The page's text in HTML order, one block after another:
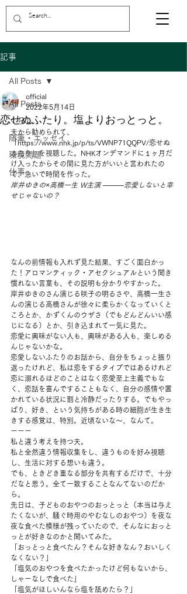
記事
All Posts
くらし
随筆・エッセイ
環境問題
仕事
All Posts
恋せぬふたり。塩よりおっとっと。
official
2022年5月14日
夫から勧められて、
「https://www.nhk.jp/p/ts/VWNP71QQPV/恋せぬ
ふたり」を視聴した。NHKオンデマンドに１ヶ月だ
け入ったからその間に見た方がいいと言われたの
で、急いで時間を作った。
岸井ゆきの×高橋一生 W主演 ―――恋愛しないと幸
せじゃないの？
なんの前情報も入れず見た結果、すごく面白かっ
た！アロマンティック・アセクシュアルという聞き
慣れない言葉も、その説明も分かりやすかった。
岸井ゆきのさん演じる咲子の明るさや、高橋一生さ
んの演じる高橋さんが徐々に柔らかくなっていくと
ころとか、かずくんのウザさ（でもどんどんいい感
じになる）とか、引き込まれて一気に見た。
恋愛に興味がない人も、興味がある人も、楽しめる
んじゃないかな。
恋愛しないふたりのお話から、自分をちょっと振り
返ったけれど、私は恋をするタイプではあるけれど
恋に溺れるほどのことはなく恋愛至上主義でもな
く、恋話を喜んですることもなく、自分の感情や置
かれている状況に割と冷静だったりする。でもやっ
ぱり、好き、という気持ちがある時の細胞が生き生
きする感覚は、特別。近頃ないな〜、なんて。
ーーー
私と違う考えを持つ夫。
私と全然違う情報収集をし、違うものを好み視聴
し、生活に対する想いも違う。
でも、ときどき重なる部分を共有するだけで、十分
だなと思う。全て一致することなんてないのだか
ら。
先日は、子どものおやつのおっとっと（本当は与え
たくないが、騒ぐ時用のやむなしのおやつ）を夜な
夜な食べた模様が残っていたので、そんなにおっと
っとが好きなのかと聞いてみた。
「おっとっと食べたん？そんな好きなん？おいしく
なくない？」
「塩気のおやつを食べたかったけど何もないから、
しゃーなしで食べた」
「塩気がほしいんなら塩を舐めたら？」